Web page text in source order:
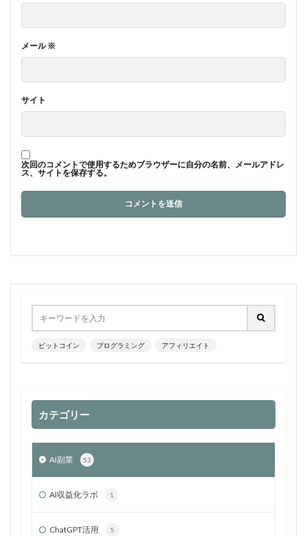
メール※
サイト
次回のコメントで使用するためブラウザーに自分の名前、メールアドレ
ス、サイトを保存する。
ビットコイン プログラミング アフィリエイト
カテゴリー
AI副業 53
AI収益化ラボ 1
ChatGPT活用 5